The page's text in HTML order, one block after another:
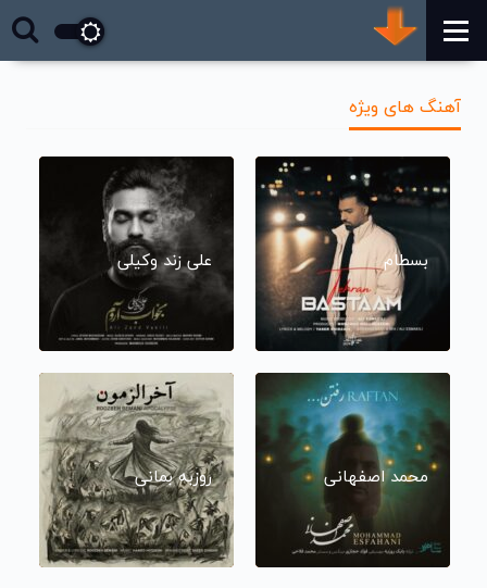
آهنگ های ویژه
بسطام علی زند وکیلی
محمد اصفهانی روزبه بمانی